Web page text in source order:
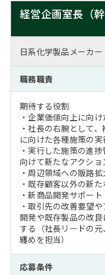
MBAの転職事例
MBAからのFAQ
MBA留学生数の推移
MBAを生かす求人特集
年齢と年収の相関図
外資系／面接攻略のコツ
キャリアに効く一冊
注目企業インタビュー
プロ経営者の特別セミナー
Career Talk Live
MBA NETWORKING
パブリシティ
ニュースリリース
経営企画室長（幹
日系化学製品メーカー
職務職責
期待する役割
・企業価値向上に向
・社長の右腕として
に向けた各種施策の
・実行した施策の進
向けて新たなアクシ
・周辺領域への販路拡
・既存顧客以外の新
・新商品開発サポート
・取引先の改善要望
開発や既存製品の改
する（社長リードの
纏めを担当）
応募条件